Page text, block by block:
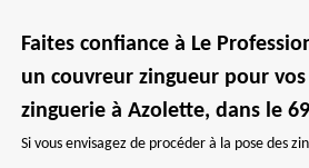
Faites confiance à Le
un couvreur zingueur pour
zinguerie à Azolette, dans le
Si vous envisagez de procéder à la pose des